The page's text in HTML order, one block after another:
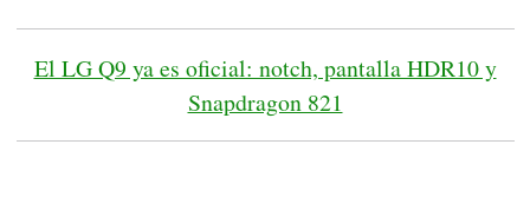
El LG Q9 ya es oficial: notch, pantalla HDR10 y
Snapdragon 821